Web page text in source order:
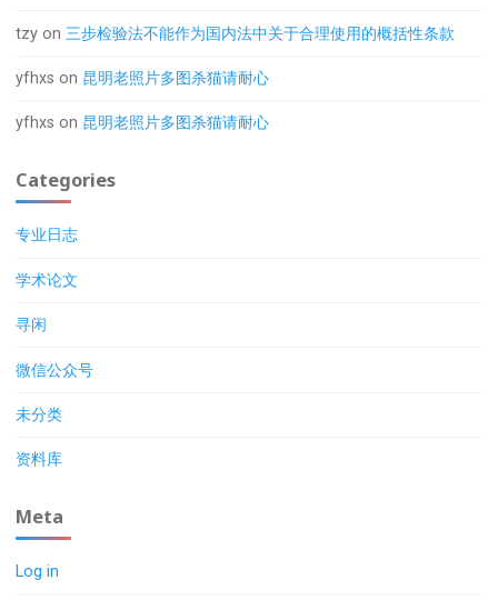
tzy on三步检验法不能作为国内法中关于合理使用的概括性条款
yfhxs on 昆明老照片多图杀猫请耐心
yfhxs on 昆明老照片多图杀猫请耐心
Categories
专业日志
学术论文
寻闲
微信公众号
未分类
资料库
Meta
Log in